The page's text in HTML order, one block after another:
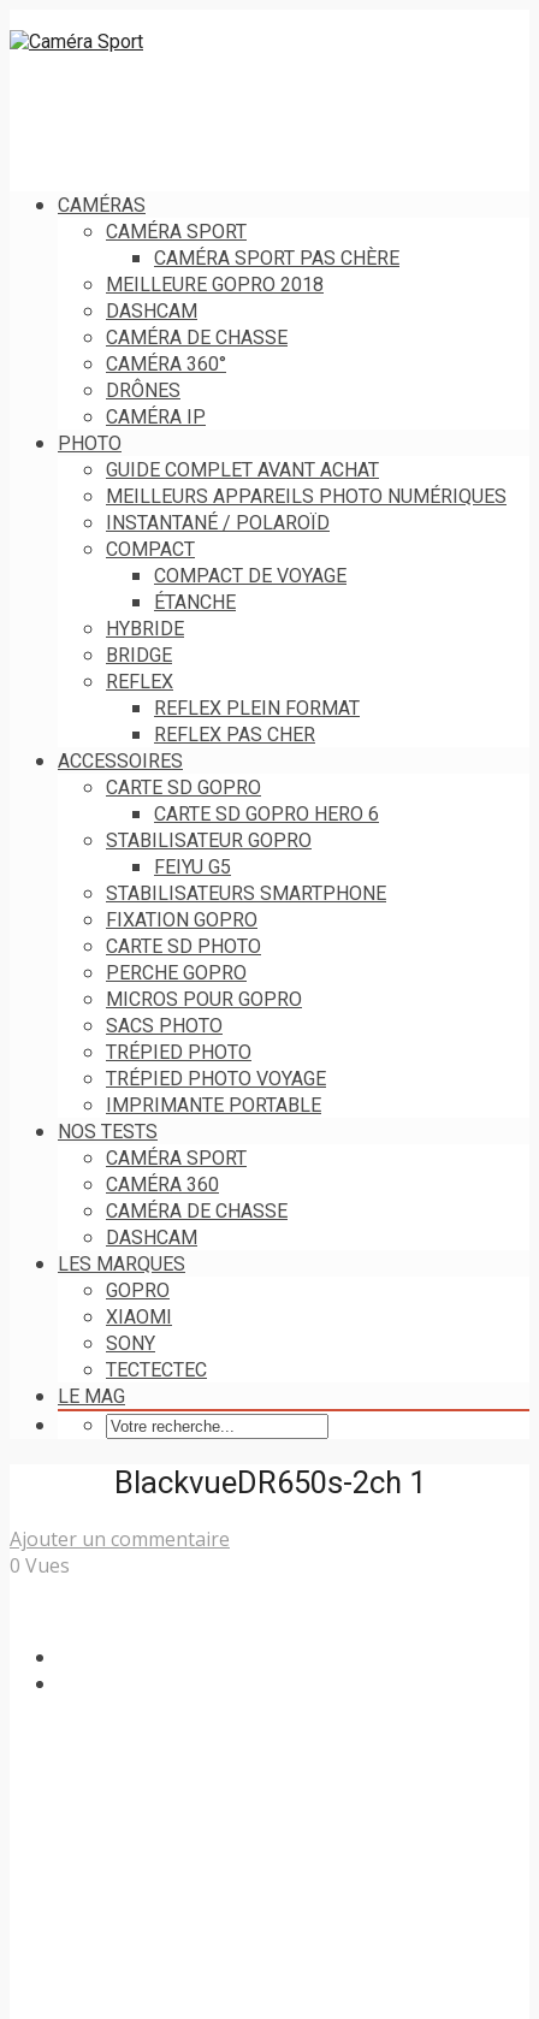
CAMÉRAS
CAMÉRA SPORT
CAMÉRA SPORT PAS CHÈRE
MEILLEURE GOPRO 2018
DASHCAM
CAMÉRA DE CHASSE
CAMÉRA 360°
DRÔNES
CAMÉRA IP
PHOTO
GUIDE COMPLET AVANT ACHAT
MEILLEURS APPAREILS PHOTO NUMÉRIQUES
INSTANTANÉ / POLAROÏD
COMPACT
COMPACT DE VOYAGE
ÉTANCHE
HYBRIDE
BRIDGE
REFLEX
REFLEX PLEIN FORMAT
REFLEX PAS CHER
ACCESSOIRES
CARTE SD GOPRO
CARTE SD GOPRO HERO 6
STABILISATEUR GOPRO
FEIYU G5
STABILISATEURS SMARTPHONE
FIXATION GOPRO
CARTE SD PHOTO
PERCHE GOPRO
MICROS POUR GOPRO
SACS PHOTO
TRÉPIED PHOTO
TRÉPIED PHOTO VOYAGE
IMPRIMANTE PORTABLE
NOS TESTS
CAMÉRA SPORT
CAMÉRA 360
CAMÉRA DE CHASSE
DASHCAM
LES MARQUES
GOPRO
XIAOMI
SONY
TECTECTEC
LE MAG
BlackvueDR650s-2ch 1
Ajouter un commentaire
0 Vues